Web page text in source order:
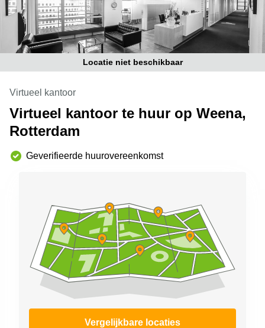
Amsterdam
Westpoort
Business
center
Den
Haag
space
Arnhem
Kantoorruimte
Coworking
Zwolle
Coworking
Haarlem
Kantoor
Hengelo
Locatie niet beschikbaar
Virtueel kantoor
Virtueel kantoor te huur op Weena,
Rotterdam
Geverifieerde huurovereenkomst
Vergelijkbare locaties